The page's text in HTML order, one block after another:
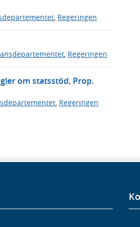
Regeringen
, Regeringen
om statsstöd, Prop.
, Regeringen